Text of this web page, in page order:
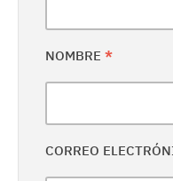
NOMBRE *
CORREO